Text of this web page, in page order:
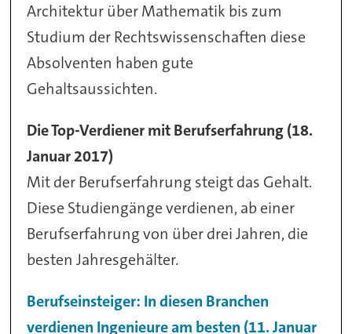
Architektur über Mathematik bis zum
Studium der Rechtswissenschaften diese
Absolventen haben gute
Gehaltsaussichten.
Die Top-Verdiener mit Berufserfahrung (18.
Januar 2017)
Mit der Berufserfahrung steigt das Gehalt.
Diese Studiengänge verdienen, ab einer
Berufserfahrung von über drei Jahren, die
besten Jahresgehälter.
Berufseinsteiger: In diesen Branchen
verdienen Ingenieure am besten (11. Januar